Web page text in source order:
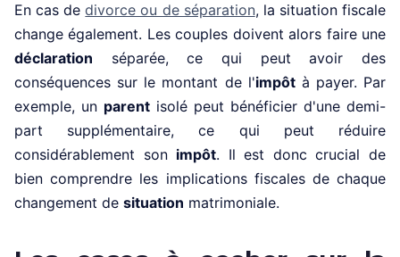
En cas dedivorce ou de séparation, la situation fiscale
change également. Les couples doivent alors faire une
déclaration séparée, ce qui peut avoir des
conséquences sur le montant de l'impôtà payer. Par
exemple, un parent isolé peut bénéficier d'une demi-
part supplémentaire, ce qui peut réduire
considérablement son impôt. Il est donc crucial de
bien comprendre les implications fiscales de chaque
changement de situation matrimoniale.